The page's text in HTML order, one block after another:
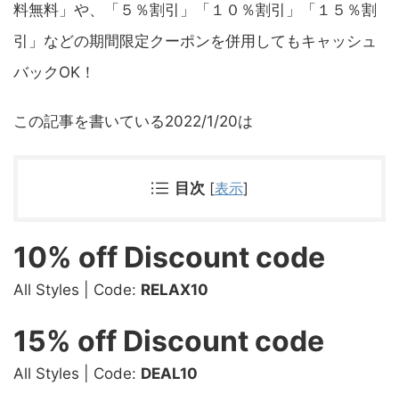
料無料」や、「５％割引」「１０％割引」「１５％割
引」などの期間限定クーポンを併用してもキャッシュ
バックOK！
この記事を書いている2022/1/20は
目次 [表示]
10% off Discount code
All Styles | Code: RELAX10
15% off Discount code
All Styles | Code: DEAL10